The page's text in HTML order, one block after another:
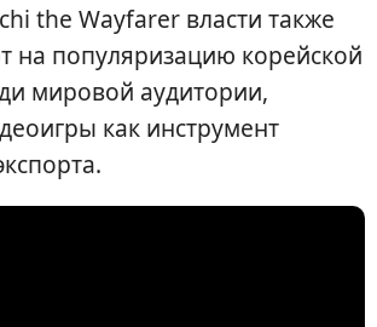
the Wayfarer власти также
на популяризацию корейской
мировой аудитории,
как инструмент